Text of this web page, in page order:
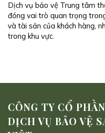
Dịch vụ bảo vệ Trung tâm
đóng vai trò quan trọng
và tài sản của khách hàng,
trong khu vực.
CÔNG TY CỔ PHẦN
DỊCH VỤ BẢO VỆ